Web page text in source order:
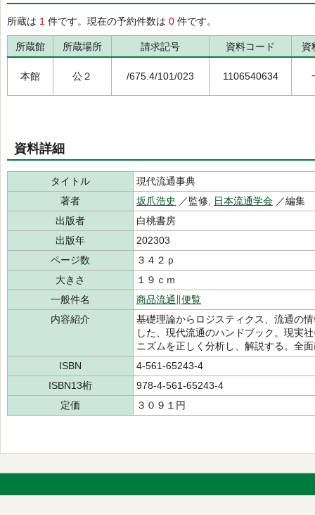
所蔵は 1 件です。現在の予約件数は 0 件です。
所蔵館 所蔵場所 請求記号 資料コード 資
本館 公２ /675.4/101/023 1106540634
資料詳細
タイトル
現代流通事典
著者
坂爪浩史 ／監修, 日本流通学会 ／編集
出版者
白桃書房
出版年
202303
ページ数
３４２ｐ
大きさ
１９ｃｍ
一般件名
商品流通∥便覧
内容紹介
基礎理論からロジスティクス、流通の
した、現代流通のハンドブック。現実
ニズムを正しく分析し、解説する。全
ISBN
4-561-65243-4
ISBN13桁
978-4-561-65243-4
定価
３０９１円